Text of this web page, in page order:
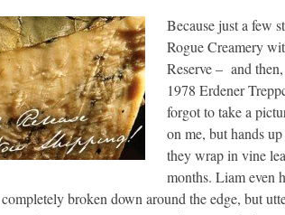
Because just a few
Rogue Creamery
Reserve – and
1978 Erdener
forgot to take a
on me, but hands
they wrap in vine
months. Liam even
broken down around the edge, but